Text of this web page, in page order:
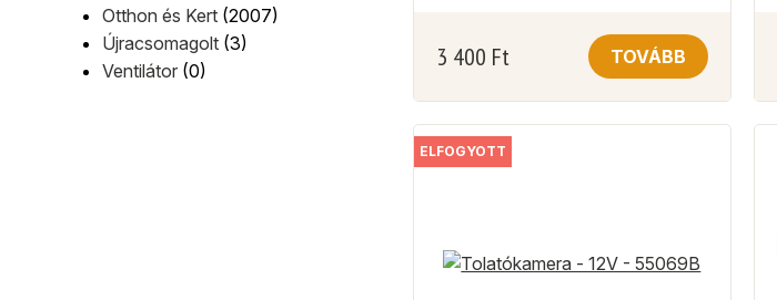
Otthon és Kert (2007)
Újracsomagolt (3)
Ventilátor (0) 3 400 Ft TOVÁBB
ELFOGYOTT